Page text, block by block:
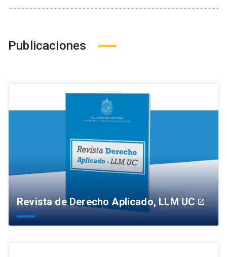
Publicaciones
Revista de Derecho Aplicado, LLM UC launch